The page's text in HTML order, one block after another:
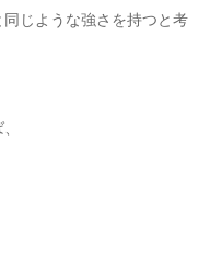
じような強さを持つと考